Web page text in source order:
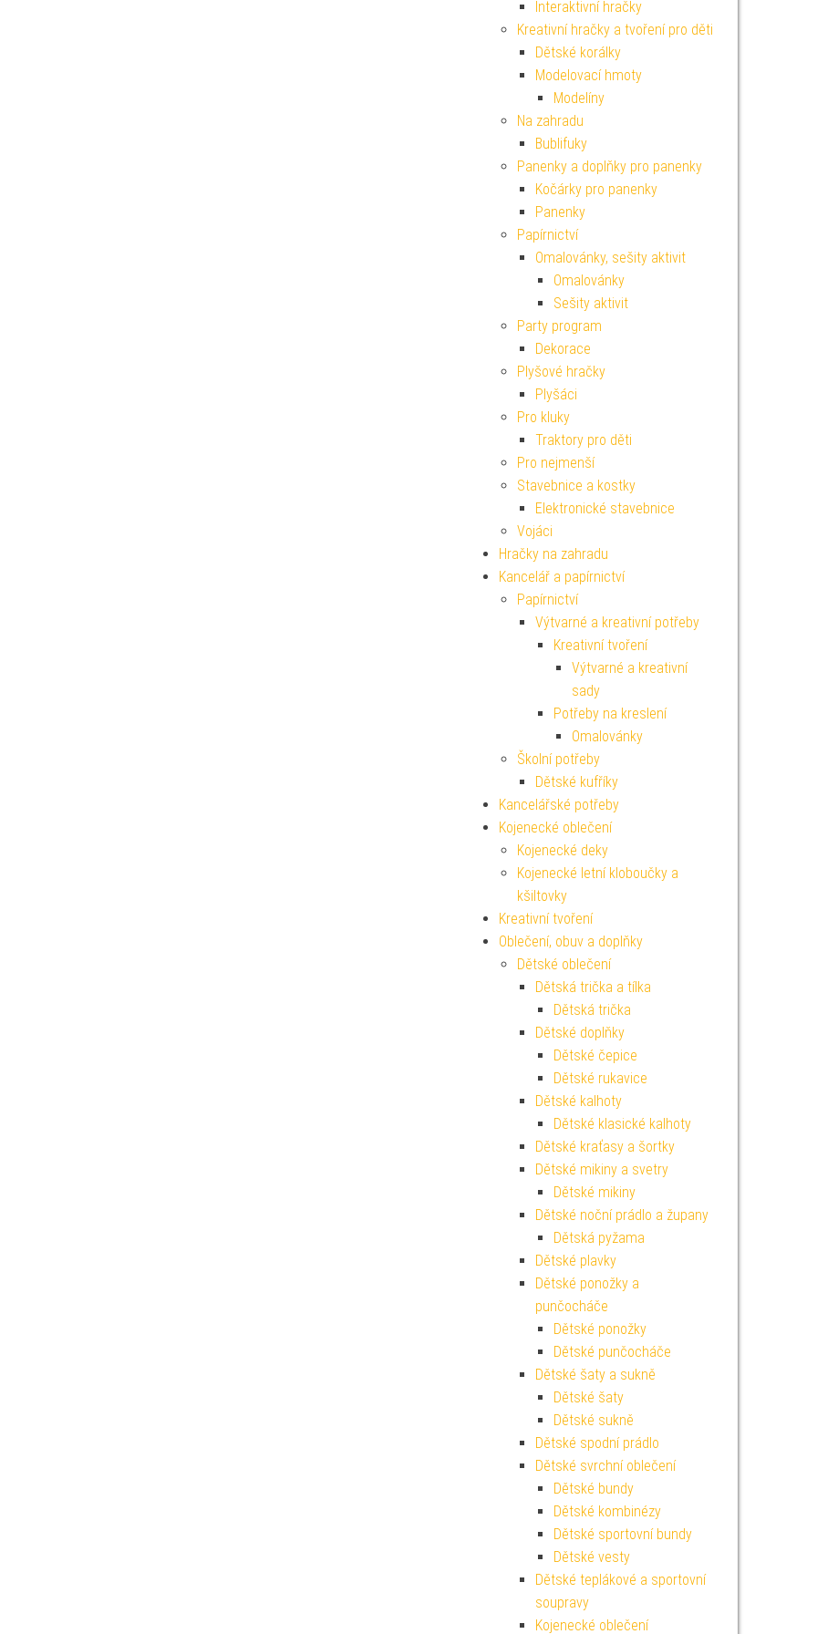
Interaktivní hračky
Kreativní hračky a tvoření pro děti
Dětské korálky
Modelovací hmoty
Modelíny
Na zahradu
Bublifuky
Panenky a doplňky pro panenky
Kočárky pro panenky
Panenky
Papírnictví
Omalovánky, sešity aktivit
Omalovánky
Sešity aktivit
Party program
Dekorace
Plyšové hračky
Plyšáci
Pro kluky
Traktory pro děti
Pro nejmenší
Stavebnice a kostky
Elektronické stavebnice
Vojáci
Hračky na zahradu
Kancelář a papírnictví
Papírnictví
Výtvarné a kreativní potřeby
Kreativní tvoření
Výtvarné a kreativní
sady
Potřeby na kreslení
Omalovánky
Školní potřeby
Dětské kufříky
Kancelářské potřeby
Kojenecké oblečení
Kojenecké deky
Kojenecké letní kloboučky a
kšiltovky
Kreativní tvoření
Oblečení, obuv a doplňky
Dětské oblečení
Dětská trička a tílka
Dětská trička
Dětské doplňky
Dětské čepice
Dětské rukavice
Dětské kalhoty
Dětské klasické kalhoty
Dětské kraťasy a šortky
Dětské mikiny a svetry
Dětské mikiny
Dětské noční prádlo a župany
Dětská pyžama
Dětské plavky
Dětské ponožky a
punčocháče
Dětské ponožky
Dětské punčocháče
Dětské šaty a sukně
Dětské šaty
Dětské sukně
Dětské spodní prádlo
Dětské svrchní oblečení
Dětské bundy
Dětské kombinézy
Dětské sportovní bundy
Dětské vesty
Dětské teplákové a sportovní
soupravy
Kojenecké oblečení